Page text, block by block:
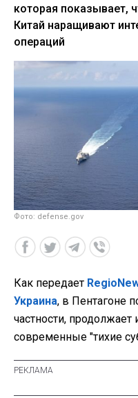
которая показывает,
Китай наращивают
операций
Фото: defense.gov
Как передает
Украина, в Пентагоне
частности, продолжает
современные "тихие